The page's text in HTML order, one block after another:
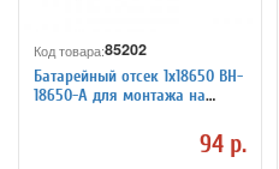
Код товара:85202
Батарейный отсек 1х18650 BH-
18650-A для монтажа на
94 р.